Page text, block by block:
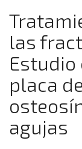
las
placa
agujas